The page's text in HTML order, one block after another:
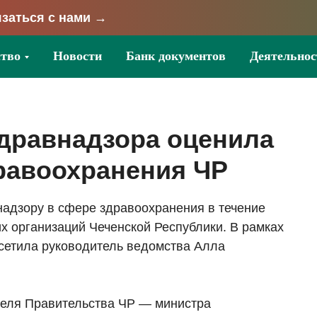
с нами →
Новости Банк документов
оценила
ЧР
в сфере здравоохранения в течение
организаций Чеченской Республики. В рамках
руководитель ведомства Алла
Правительства ЧР — министра